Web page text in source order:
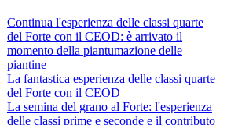
Continua l'esperienza delle classi quarte
del Forte con il CEOD: è arrivato il
momento della piantumazione delle
piantine
La fantastica esperienza delle classi quarte
del Forte con il CEOD
La semina del grano al Forte: l'esperienza
delle classi prime e seconde e il contributo